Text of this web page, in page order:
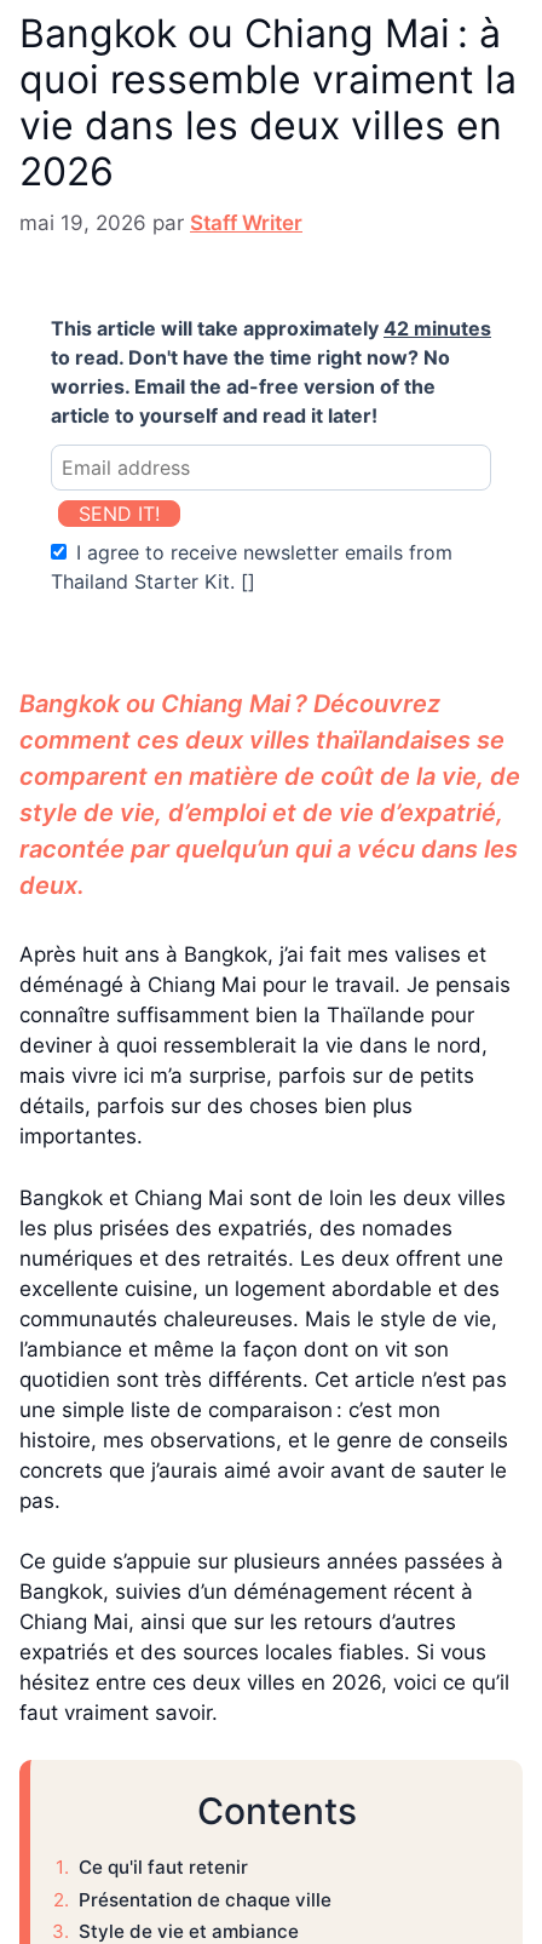
Bangkok ou Chiang Mai : à
quoi ressemble vraiment la
vie dans les deux villes en
2026
mai 19, 2026 par Staff Writer
This article will take approximately 42 minutes
to read. Don't have the time right now? No
worries. Email the ad-free version of the
article to yourself and read it later!
SEND IT!
I agree to receive newsletter emails from
Thailand Starter Kit. []
Bangkok ou Chiang Mai ? Découvrez
comment ces deux villes thaïlandaises se
comparent en matière de coût de la vie, de
style de vie, d’emploi et de vie d’expatrié,
racontée par quelqu’un qui a vécu dans les
deux.
Après huit ans à Bangkok, j’ai fait mes valises et
déménagé à Chiang Mai pour le travail. Je pensais
connaître suffisamment bien la Thaïlande pour
deviner à quoi ressemblerait la vie dans le nord,
mais vivre ici m’a surprise, parfois sur de petits
détails, parfois sur des choses bien plus
importantes.
Bangkok et Chiang Mai sont de loin les deux villes
les plus prisées des expatriés, des nomades
numériques et des retraités. Les deux offrent une
excellente cuisine, un logement abordable et des
communautés chaleureuses. Mais le style de vie,
l’ambiance et même la façon dont on vit son
quotidien sont très différents. Cet article n’est pas
une simple liste de comparaison : c’est mon
histoire, mes observations, et le genre de conseils
concrets que j’aurais aimé avoir avant de sauter le
pas.
Ce guide s’appuie sur plusieurs années passées à
Bangkok, suivies d’un déménagement récent à
Chiang Mai, ainsi que sur les retours d’autres
expatriés et des sources locales fiables. Si vous
hésitez entre ces deux villes en 2026, voici ce qu’il
faut vraiment savoir.
Contents
Ce qu'il faut retenir
Présentation de chaque ville
Style de vie et ambiance